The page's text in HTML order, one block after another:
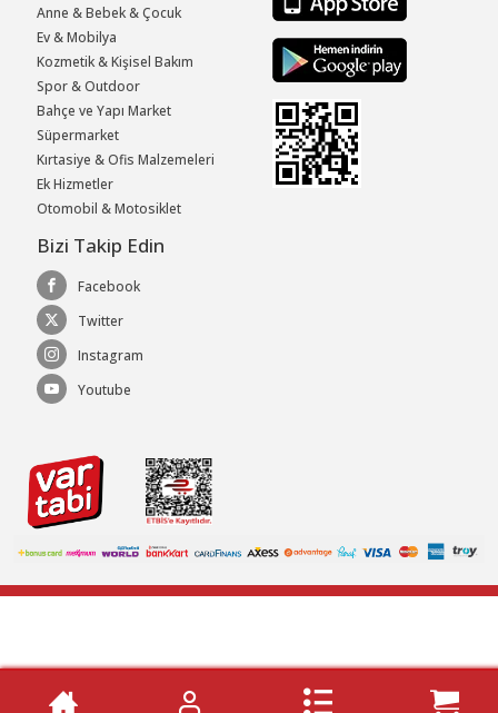
Anne & Bebek & Çocuk
Ev & Mobilya
Kozmetik & Kişisel Bakım
Spor & Outdoor
Bahçe ve Yapı Market
Süpermarket
Kırtasiye & Ofis Malzemeleri
Ek Hizmetler
Otomobil & Motosiklet
Bizi Takip Edin
Facebook
Twitter
Instagram
Youtube